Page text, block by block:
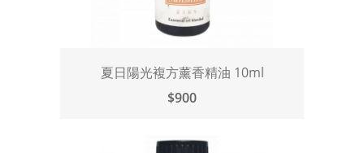
夏日陽光複方薰香精油 10ml
$900